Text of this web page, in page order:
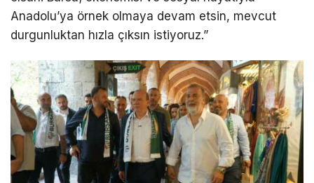
Anadolu’ya örnek olmaya devam etsin, mevcut
durgunluktan hızla çıksın istiyoruz.”